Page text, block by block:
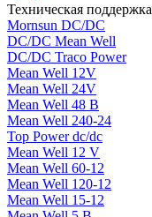
Техническая поддержка
Mornsun DC/DC
DC/DC Mean Well
DC/DC Traco Power
Mean Well 12V
Mean Well 24V
Mean Well 48 В
Mean Well 240-24
Top Power dc/dc
Mean Well 12 V
Mean Well 60-12
Mean Well 120-12
Mean Well 15-12